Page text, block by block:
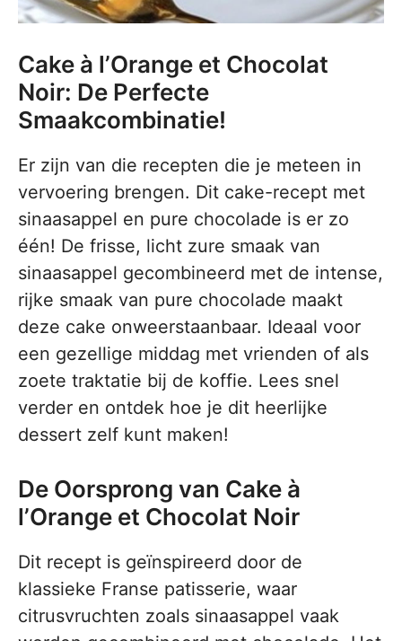
Cake à l’Orange et Chocolat
Noir: De Perfecte
Smaakcombinatie!
Er zijn van die recepten die je meteen in
vervoering brengen. Dit cake-recept met
sinaasappel en pure chocolade is er zo
één! De frisse, licht zure smaak van
sinaasappel gecombineerd met de intense,
rijke smaak van pure chocolade maakt
deze cake onweerstaanbaar. Ideaal voor
een gezellige middag met vrienden of als
zoete traktatie bij de koffie. Lees snel
verder en ontdek hoe je dit heerlijke
dessert zelf kunt maken!
De Oorsprong van Cake à
l’Orange et Chocolat Noir
Dit recept is geïnspireerd door de
klassieke Franse patisserie, waar
citrusvruchten zoals sinaasappel vaak